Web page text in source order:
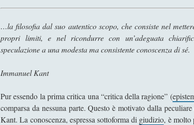
…la filosofia dal suo autentico scopo, che consiste nel
propri limiti, e nel ricondurre con un’adeguata
speculazione a una modesta ma consistente conoscenza di sé.
Immanuel Kant
Pur essendo la prima critica una “critica della ragione” (
comparsa da nessuna parte. Questo è motivato dalla
Kant. La conoscenza, espressa sottoforma di giudizio, è molto